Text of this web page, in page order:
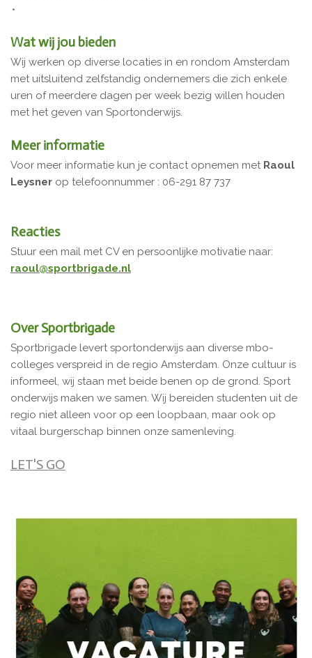
Wat wij jou bieden
Wij werken op diverse locaties in en rondom Amsterdam
met uitsluitend zelfstandig ondernemers die zich enkele
uren of meerdere dagen per week bezig willen houden
met het geven van Sportonderwijs.
Meer informatie
Voor meer informatie kun je contact opnemen met Raoul
Leysner op telefoonnummer : 06-291 87 737
Reacties
Stuur een mail met CV en persoonlijke motivatie naar:
raoul@sportbrigade.nl
Over Sportbrigade
Sportbrigade levert sportonderwijs aan diverse mbo-
colleges verspreid in de regio Amsterdam. Onze cultuur is
informeel, wij staan met beide benen op de grond. Sport
onderwijs maken we samen. Wij bereiden studenten uit de
regio niet alleen voor op een loopbaan, maar ook op
vitaal burgerschap binnen onze samenleving.
LET'S GO